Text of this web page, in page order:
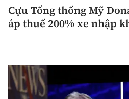
Cựu Tổng thống Mỹ
áp thuế 200% xe nhập